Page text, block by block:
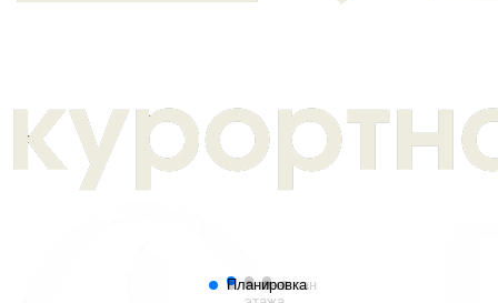
Планировка
ПланГенплан